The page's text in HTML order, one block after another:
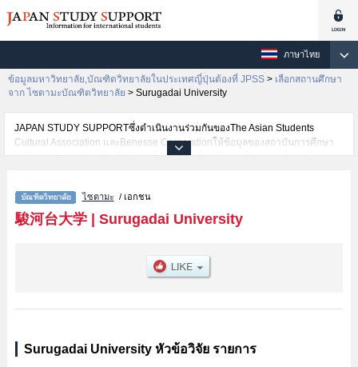
ภาษาไทย
ข้อมูลมหาวิทยาลัย,บัณฑิตวิทยาลัยในประเทศญี่ปุ่นต้องที่ JPSS > เลือกสถานศึกษา
จาก ไซตามะบัณฑิตวิทยาลัย > Surugadai University
JAPAN STUDY SUPPORTซึ่งดำเนินงานร่วมกันของThe Asian Students
Cultural Association และBenesse Corporationให้ข้อมูลของสถาบันการศึกษา
ระดับมหาวิทยาลัย・บัณฑิตวิทยาลัย・วิทยาลัยระดับอนุปริญญา・วิทยาลัย
ชาติเช่นGraduate School of Integral PolicyหรือGraduate School of
Psychology เป็นต้น,ข้อมูลของแต่ละสาขาวิจัย,ข้อมูลการสอบคัดเลือกเข้าศึกษา
เช่นจำนวนคนที่รับสมัครหรือจำนวนคนที่ผ่านการสอบคัดเลือกเป็นต้น,แนะนำ
ไซตามะ / เอกชน
駿河台大学| Surugadai University
Surugadai University หัวข้อวิจัย รายการ